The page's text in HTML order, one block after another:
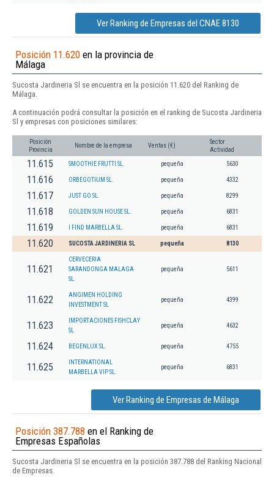
Ver Ranking de Empresas del CNAE 8130
Posición 11.620 en la provincia de
Málaga
Sucosta Jardineria Sl se encuentra en la posición 11.620 del Ranking de
Málaga.
A continuación podrá consultar la posición en el ranking de Sucosta Jardineria
Sl y empresas con posiciones similares:
Posición
Provincia
Nombre de la empresa Ventas (€)
Sector
Actividad
11.615 SMOOTHIE FRUTTI SL. pequeña 5630
11.616 ORBEGOTIUM SL. pequeña 4332
11.617 JUST GO SL. pequeña 8299
11.618 GOLDEN SUN HOUSE SL. pequeña 6831
11.619 I FIND MARBELLA SL. pequeña 6831
11.620 SUCOSTA JARDINERIA SL pequeña 8130
11.621
CERVECERIA
SARANDONGA MALAGA
SL.
pequeña 5611
11.622
ANGIMEN HOLDING
INVESTMENT SL
pequeña 4399
11.623
IMPORTACIONES FISHCLAY
SL
pequeña 4632
11.624 BEGENLUX SL. pequeña 4755
11.625
INTERNATIONAL
MARBELLA VIP SL.
pequeña 6831
Ver Ranking de Empresas de Málaga
Posición 387.788 en el Ranking de
Empresas Españolas
Sucosta Jardineria Sl se encuentra en la posición 387.788 del Ranking Nacional
de Empresas.